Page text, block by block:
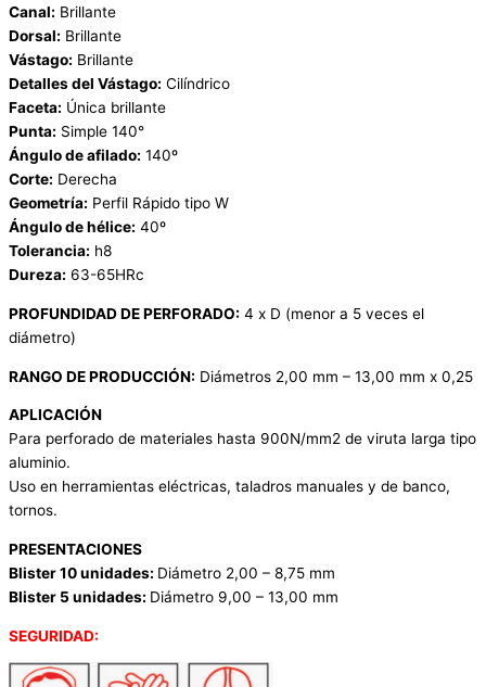
Canal: Brillante
Dorsal: Brillante
Vástago: Brillante
Detalles del Vástago: Cilíndrico
Faceta: Única brillante
Punta: Simple 140°
Ángulo de afilado: 140º
Corte: Derecha
Geometría: Perfil Rápido tipo W
Ángulo de hélice: 40º
Tolerancia: h8
Dureza: 63-65HRc
PROFUNDIDAD DE PERFORADO: 4 x D (menor a 5 veces el
diámetro)
RANGO DE PRODUCCIÓN: Diámetros 2,00 mm – 13,00 mm x 0,25
APLICACIÓN
Para perforado de materiales hasta 900N/mm2 de viruta larga tipo
aluminio.
Uso en herramientas eléctricas, taladros manuales y de banco,
tornos.
PRESENTACIONES
Blister 10 unidades: Diámetro 2,00 – 8,75 mm
Blister 5 unidades: Diámetro 9,00 – 13,00 mm
SEGURIDAD: